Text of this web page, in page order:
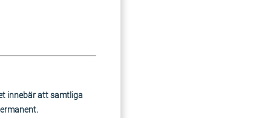
innebär att samtliga